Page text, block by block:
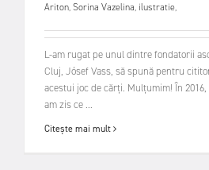
Ariton,Sorina Vazelina, ilustratie,
L-am rugat pe unul dintre fondatorii
Cluj, Jósef Vass, să spună pentru
acestui joc de cărți. Mulțumim! În
am zis ce ...
Citește mai mult